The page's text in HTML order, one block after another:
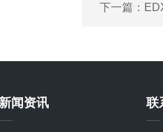
下一篇：
新闻资讯 联